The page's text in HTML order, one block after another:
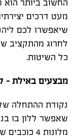
החשוב ביותר
מעט דרכים
שיאפשרו לכם
לחרוג מהתקציב
כל השיטות.
מבצעים באילת –
נקודת ההתחלה
שאפשר ללון בו
מלונות 4